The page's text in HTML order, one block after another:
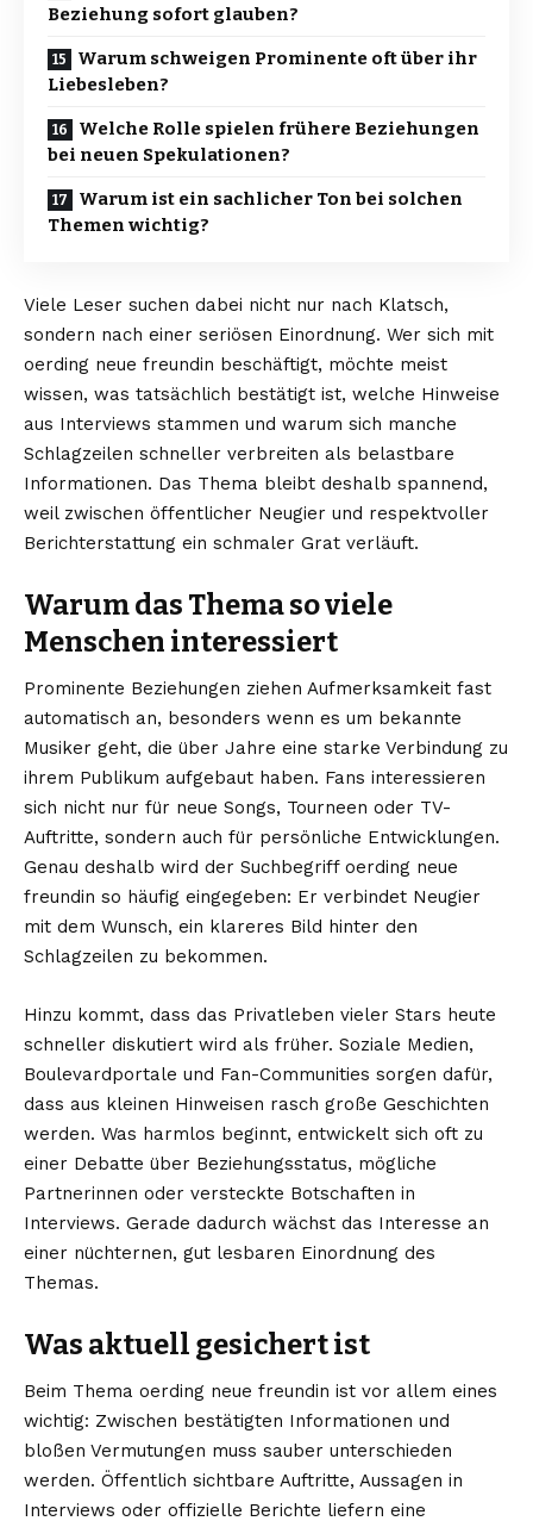
Beziehung sofort glauben?
Warum schweigen Prominente oft über ihr
Liebesleben?
Welche Rolle spielen frühere Beziehungen
bei neuen Spekulationen?
Warum ist ein sachlicher Ton bei solchen
Themen wichtig?
Viele Leser suchen dabei nicht nur nach Klatsch,
sondern nach einer seriösen Einordnung. Wer sich mit
oerding neue freundin beschäftigt, möchte meist
wissen, was tatsächlich bestätigt ist, welche Hinweise
aus Interviews stammen und warum sich manche
Schlagzeilen schneller verbreiten als belastbare
Informationen. Das Thema bleibt deshalb spannend,
weil zwischen öffentlicher Neugier und respektvoller
Berichterstattung ein schmaler Grat verläuft.
Warum das Thema so viele
Menschen interessiert
Prominente Beziehungen ziehen Aufmerksamkeit fast
automatisch an, besonders wenn es um bekannte
Musiker geht, die über Jahre eine starke Verbindung zu
ihrem Publikum aufgebaut haben. Fans interessieren
sich nicht nur für neue Songs, Tourneen oder TV-
Auftritte, sondern auch für persönliche Entwicklungen.
Genau deshalb wird der Suchbegriff oerding neue
freundin so häufig eingegeben: Er verbindet Neugier
mit dem Wunsch, ein klareres Bild hinter den
Schlagzeilen zu bekommen.
Hinzu kommt, dass das Privatleben vieler Stars heute
schneller diskutiert wird als früher. Soziale Medien,
Boulevardportale und Fan-Communities sorgen dafür,
dass aus kleinen Hinweisen rasch große Geschichten
werden. Was harmlos beginnt, entwickelt sich oft zu
einer Debatte über Beziehungsstatus, mögliche
Partnerinnen oder versteckte Botschaften in
Interviews. Gerade dadurch wächst das Interesse an
einer nüchternen, gut lesbaren Einordnung des
Themas.
Was aktuell gesichert ist
Beim Thema oerding neue freundin ist vor allem eines
wichtig: Zwischen bestätigten Informationen und
bloßen Vermutungen muss sauber unterschieden
werden. Öffentlich sichtbare Auftritte, Aussagen in
Interviews oder offizielle Berichte liefern eine